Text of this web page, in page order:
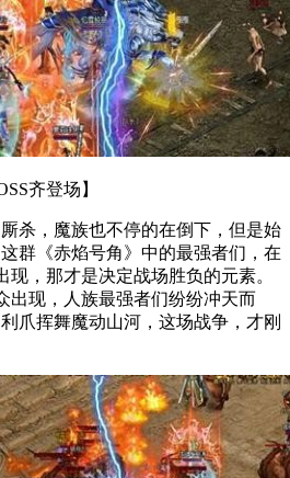
齐登场】
，魔族也不停的在倒下，但是始
群《赤焰号角》中的最强者们，在
现，那才是决定战场胜负的元素。
出现，人族最强者们纷纷冲天而
爪挥舞魔动山河，这场战争，才刚